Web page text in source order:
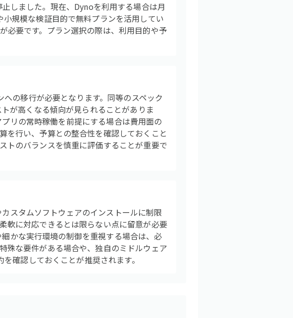
しました。現在、Dynoを利用する場合は月
規模な検証目的で無料プランを活用してい
必要です。プラン選択の際は、利用目的や予
の移行が必要となります。同等のスペック
が高くなる傾向が見られることがありま
リの常時稼働を前提にする場合は費用面の
を行い、予算との整合性を確認しておくこと
トのバランスを慎重に評価することが重要で
スタムソフトウェアのインストールに制限
軟に対応できるとは限らない点に留意が必要
かな実行環境の制御を重視する場合は、必
殊な要件がある場合や、独自のミドルウェア
確認しておくことが推奨されます。